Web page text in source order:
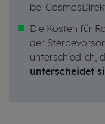
bei
Die Kosten für
der
unterschiedlich,
unterscheidet